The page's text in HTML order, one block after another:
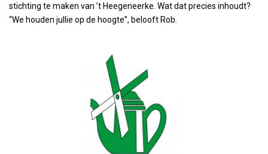
stichting te maken van ’t Heegeneerke. Wat dat precies inhoudt?
“We houden jullie op de hoogte”, belooft Rob.